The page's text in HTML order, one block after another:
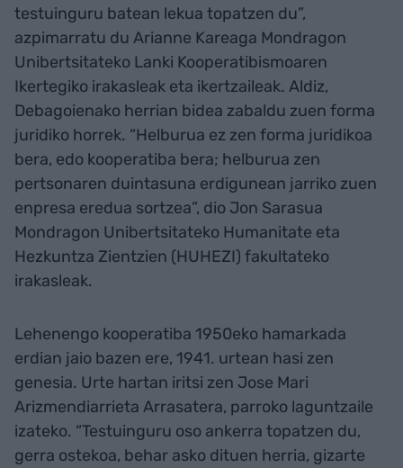
testuinguru batean lekua topatzen du”,
azpimarratu du Arianne Kareaga Mondragon
Unibertsitateko Lanki Kooperatibismoaren
Ikertegiko irakasleak eta ikertzaileak. Aldiz,
Debagoienako herrian bidea zabaldu zuen forma
juridiko horrek. “Helburua ez zen forma juridikoa
bera, edo kooperatiba bera; helburua zen
pertsonaren duintasuna erdigunean jarriko zuen
enpresa eredua sortzea”, dio Jon Sarasua
Mondragon Unibertsitateko Humanitate eta
Hezkuntza Zientzien (HUHEZI) fakultateko
irakasleak.
Lehenengo kooperatiba 1950eko hamarkada
erdian jaio bazen ere, 1941. urtean hasi zen
genesia. Urte hartan iritsi zen Jose Mari
Arizmendiarrieta Arrasatera, parroko laguntzaile
izateko. “Testuinguru oso ankerra topatzen du,
gerra ostekoa, behar asko dituen herria, gizarte